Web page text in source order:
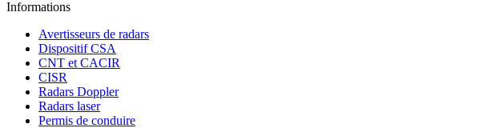
Informations
Avertisseurs de radars
Dispositif CSA
CNT et CACIR
CISR
Radars Doppler
Radars laser
Permis de conduire